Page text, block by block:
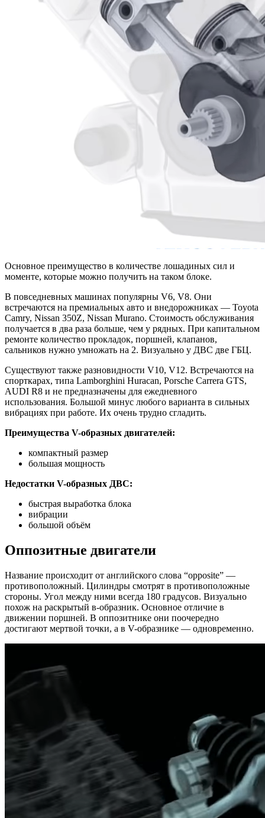
Основное преимущество в количестве лошадиных сил и
моменте, которые можно получить на таком блоке.
В повседневных машинах популярны V6, V8. Они
встречаются на премиальных авто и внедорожниках — Toyota
Camry, Nissan 350Z, Nissan Murano. Стоимость обслуживания
получается в два раза больше, чем у рядных. При капитальном
ремонте количество прокладок, поршней, клапанов,
сальников нужно умножать на 2. Визуально у ДВС две ГБЦ.
Существуют также разновидности V10, V12. Встречаются на
спорткарах, типа Lamborghini Huracan, Porsche Carrera GTS,
AUDI R8 и не предназначены для ежедневного
использования. Большой минус любого варианта в сильных
вибрациях при работе. Их очень трудно сгладить.
Преимущества V-образных двигателей:
компактный размер
большая мощность
Недостатки V-образных ДВС:
быстрая выработка блока
вибрации
большой объём
Оппозитные двигатели
Название происходит от английского слова “opposite” —
противоположный. Цилиндры смотрят в противоположные
стороны. Угол между ними всегда 180 градусов. Визуально
похож на раскрытый в-образник. Основное отличие в
движении поршней. В оппозитнике они поочередно
достигают мертвой точки, а в V-образнике — одновременно.